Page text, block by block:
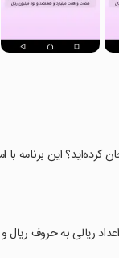
کرده‌اید؟ این
ریالی به حروف